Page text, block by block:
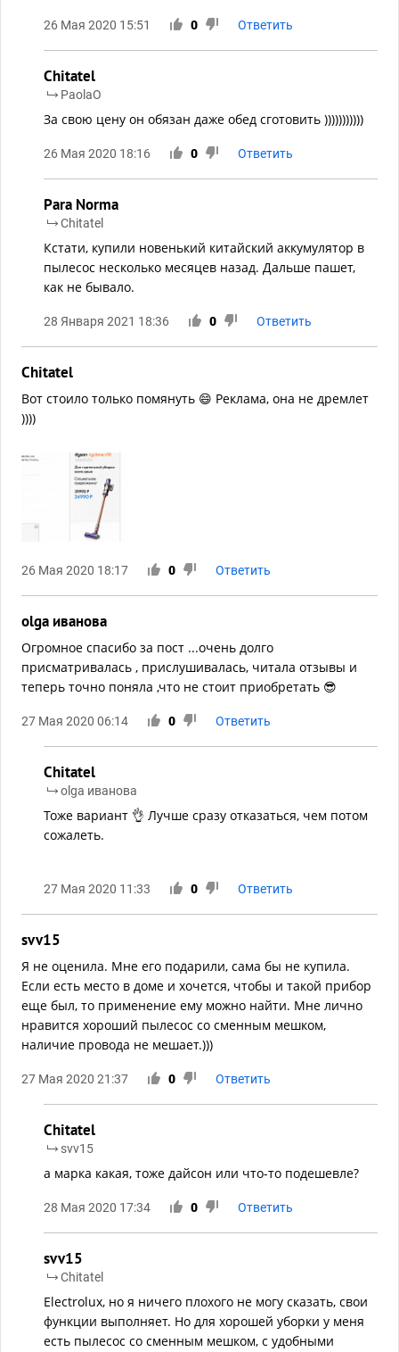
26 Мая 2020 15:51 0 Ответить
Chitatel
PaolaO
За свою цену он обязан даже обед сготовить )))))))))))
26 Мая 2020 18:16 0 Ответить
Para Norma
Chitatel
Кстати, купили новенький китайский аккумулятор в
пылесос несколько месяцев назад. Дальше пашет,
как не бывало.
28 Января 2021 18:36 0 Ответить
Chitatel
Вот стоило только помянуть 😄 Реклама, она не дремлет
))))
26 Мая 2020 18:17 0 Ответить
olga иванова
Огромное спасибо за пост ...очень долго
присматривалась , прислушивалась, читала отзывы и
теперь точно поняла ,что не стоит приобретать 😎
27 Мая 2020 06:14 0 Ответить
Chitatel
olga иванова
Тоже вариант 👌 Лучше сразу отказаться, чем потом
сожалеть.
27 Мая 2020 11:33 0 Ответить
svv15
Я не оценила. Мне его подарили, сама бы не купила.
Если есть место в доме и хочется, чтобы и такой прибор
еще был, то применение ему можно найти. Мне лично
нравится хороший пылесос со сменным мешком,
наличие провода не мешает.)))
27 Мая 2020 21:37 0 Ответить
Chitatel
svv15
а марка какая, тоже дайсон или что-то подешевле?
28 Мая 2020 17:34 0 Ответить
svv15
Chitatel
Electrolux, но я ничего плохого не могу сказать, свои
функции выполняет. Но для хорошей уборки у меня
есть пылесос со сменным мешком, с удобными